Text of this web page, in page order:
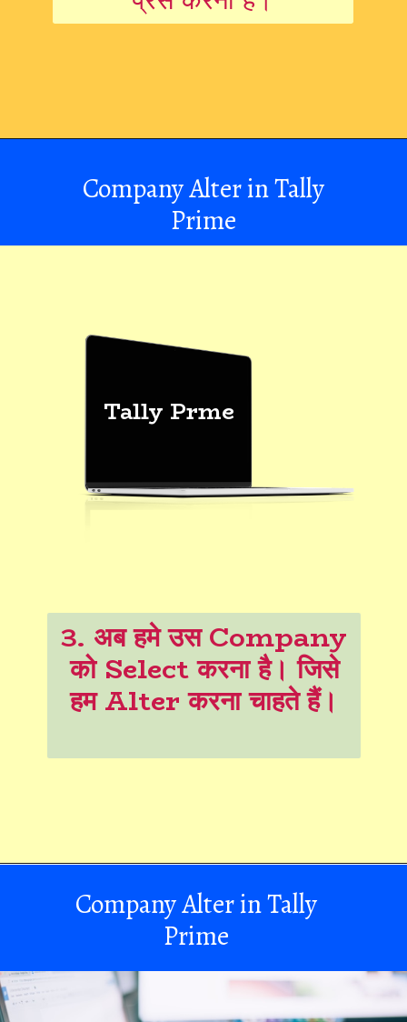
3. अब हमे उस Company
को Select करना है। जिसे
हम Alter करना चाहते हैं।
Tally Prme
Company Alter in Tally
Prime
Company Alter in Tally
Prime